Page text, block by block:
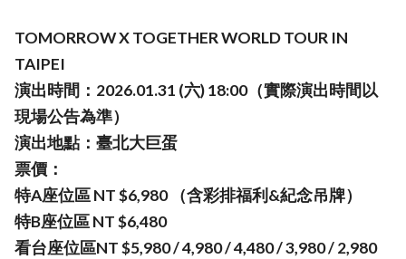
TOMORROW X TOGETHER WORLD TOUR IN
TAIPEI
演出時間：2026.01.31 (六) 18:00（實際演出時間以
現場公告為準）
演出地點：臺北大巨蛋
票價：
特A座位區 NT $6,980 （含彩排福利&紀念吊牌）
特B座位區 NT $6,480
看台座位區NT $5,980 / 4,980 / 4,480 / 3,980 / 2,980